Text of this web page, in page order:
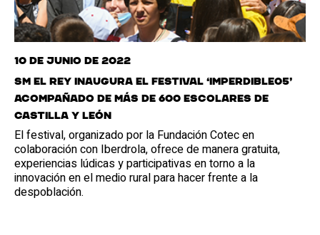
10 de junio de 2022
SM el Rey inaugura el festival ‘Imperdible05’
acompañado de más de 600 escolares de
Castilla y León
El festival, organizado por la Fundación Cotec en
colaboración con Iberdrola, ofrece de manera gratuita,
experiencias lúdicas y participativas en torno a la
innovación en el medio rural para hacer frente a la
despoblación.